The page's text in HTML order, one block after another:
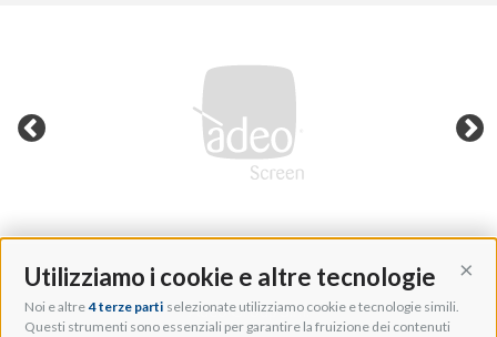
Utilizziamo i cookie e altre tecnologie
Noi e altre 4 terze parti selezionate utilizziamo cookie e tecnologie simili.
Questi strumenti sono essenziali per garantire la fruizione dei contenuti
Adeo Group S.r.l.